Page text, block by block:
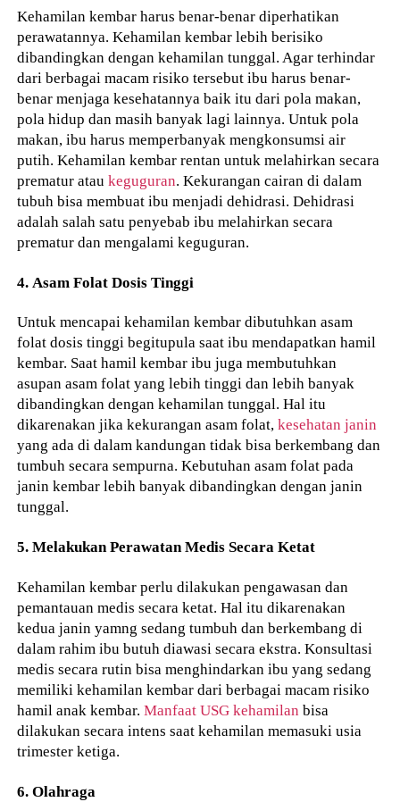
Kehamilan kembar harus benar-benar diperhatikan
perawatannya. Kehamilan kembar lebih berisiko
dibandingkan dengan kehamilan tunggal. Agar terhindar
dari berbagai macam risiko tersebut ibu harus benar-
benar menjaga kesehatannya baik itu dari pola makan,
pola hidup dan masih banyak lagi lainnya. Untuk pola
makan, ibu harus memperbanyak mengkonsumsi air
putih. Kehamilan kembar rentan untuk melahirkan secara
prematur ataukeguguran. Kekurangan cairan di dalam
tubuh bisa membuat ibu menjadi dehidrasi. Dehidrasi
adalah salah satu penyebab ibu melahirkan secara
prematur dan mengalami keguguran.
4. Asam Folat Dosis Tinggi
Untuk mencapai kehamilan kembar dibutuhkan asam
folat dosis tinggi begitupula saat ibu mendapatkan hamil
kembar. Saat hamil kembar ibu juga membutuhkan
asupan asam folat yang lebih tinggi dan lebih banyak
dibandingkan dengan kehamilan tunggal. Hal itu
dikarenakan jika kekurangan asam folat,kesehatan janin
yang ada di dalam kandungan tidak bisa berkembang dan
tumbuh secara sempurna. Kebutuhan asam folat pada
janin kembar lebih banyak dibandingkan dengan janin
tunggal.
5. Melakukan Perawatan Medis Secara Ketat
Kehamilan kembar perlu dilakukan pengawasan dan
pemantauan medis secara ketat. Hal itu dikarenakan
kedua janin yamng sedang tumbuh dan berkembang di
dalam rahim ibu butuh diawasi secara ekstra. Konsultasi
medis secara rutin bisa menghindarkan ibu yang sedang
memiliki kehamilan kembar dari berbagai macam risiko
hamil anak kembar.Manfaat USG kehamilan bisa
dilakukan secara intens saat kehamilan memasuki usia
trimester ketiga.
6. Olahraga